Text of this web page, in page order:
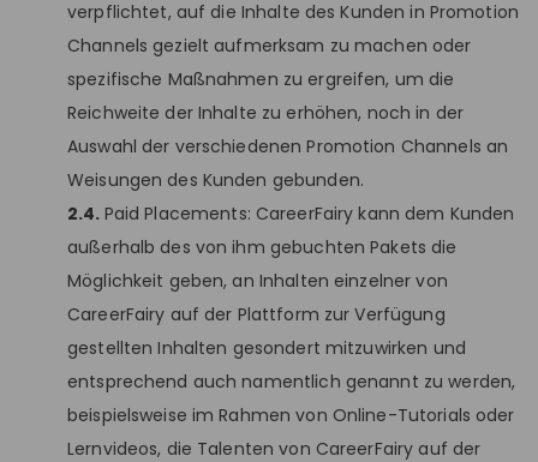
verpflichtet, auf die Inhalte des Kunden in Promotion
Channels gezielt aufmerksam zu machen oder
spezifische Maßnahmen zu ergreifen, um die
Reichweite der Inhalte zu erhöhen, noch in der
Auswahl der verschiedenen Promotion Channels an
Weisungen des Kunden gebunden.
2.4. Paid Placements: CareerFairy kann dem Kunden
außerhalb des von ihm gebuchten Pakets die
Möglichkeit geben, an Inhalten einzelner von
CareerFairy auf der Plattform zur Verfügung
gestellten Inhalten gesondert mitzuwirken und
entsprechend auch namentlich genannt zu werden,
beispielsweise im Rahmen von Online-Tutorials oder
Lernvideos, die Talenten von CareerFairy auf der